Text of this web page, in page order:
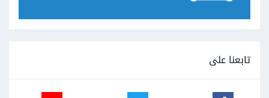
تابعنا على